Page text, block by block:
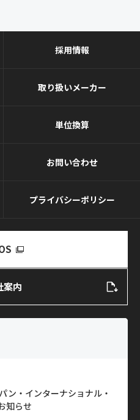
採用情報
取り扱いメーカー
単位換算
お問い合わせ
プライバシーポリシー
案内
ン・インターナショナル・
知らせ